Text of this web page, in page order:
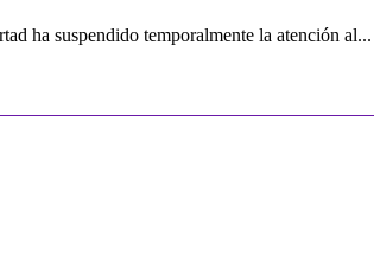
ha suspendido temporalmente la atención al...